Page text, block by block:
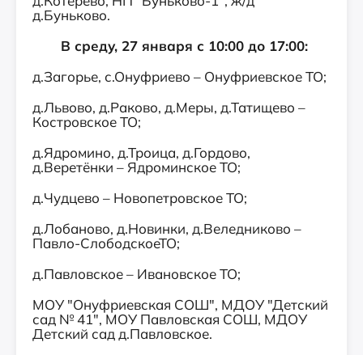
д.Буньково.
В среду, 27 января с 10:00 до 17:00:
д.Загорье, с.Онуфриево – Онуфриевское ТО;
д.Львово, д.Раково, д.Меры, д.Татищево –
Костровское ТО;
д.Ядромино, д.Троица, д.Гордово,
д.Веретёнки – Ядроминское ТО;
д.Чудцево – Новопетровское ТО;
д.Лобаново, д.Новинки, д.Веледниково –
Павло-СлободскоеТО;
д.Павловское – Ивановское ТО;
МОУ "Онуфриевская СОШ", МДОУ "Детский
сад № 41", МОУ Павловская СОШ, МДОУ
Детский сад д.Павловское.